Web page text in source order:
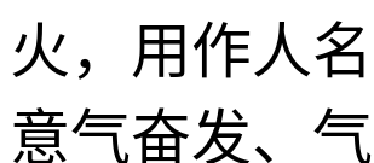
火 ，用作人
意气奋发、